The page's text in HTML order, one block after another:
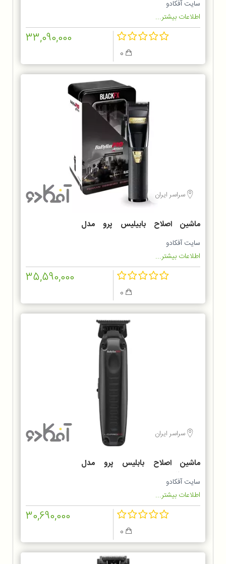
سایت آفکادو
اطلاعات بیشتر...
33,090,000
سراسر ایران
ماشین اصلاح بابیلیس پرو مدل
FX8700BKSDE
سایت آفکادو
اطلاعات بیشتر...
35,590,000
سراسر ایران
ماشین اصلاح بابلیس پرو مدل
FX726SDE
سایت آفکادو
اطلاعات بیشتر...
30,690,000